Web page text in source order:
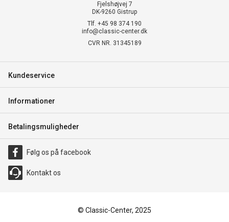
Fjelshøjvej 7
DK-9260 Gistrup
Tlf. +45 98 374 190
info@classic-center.dk
CVR NR. 31345189
Kundeservice
Informationer
Betalingsmuligheder
Følg os på facebook
Kontakt os
© Classic-Center, 2025